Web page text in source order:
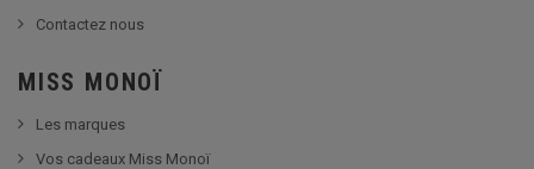
Contactez nous
MISS MONOÏ
Les marques
Vos cadeaux Miss Monoï